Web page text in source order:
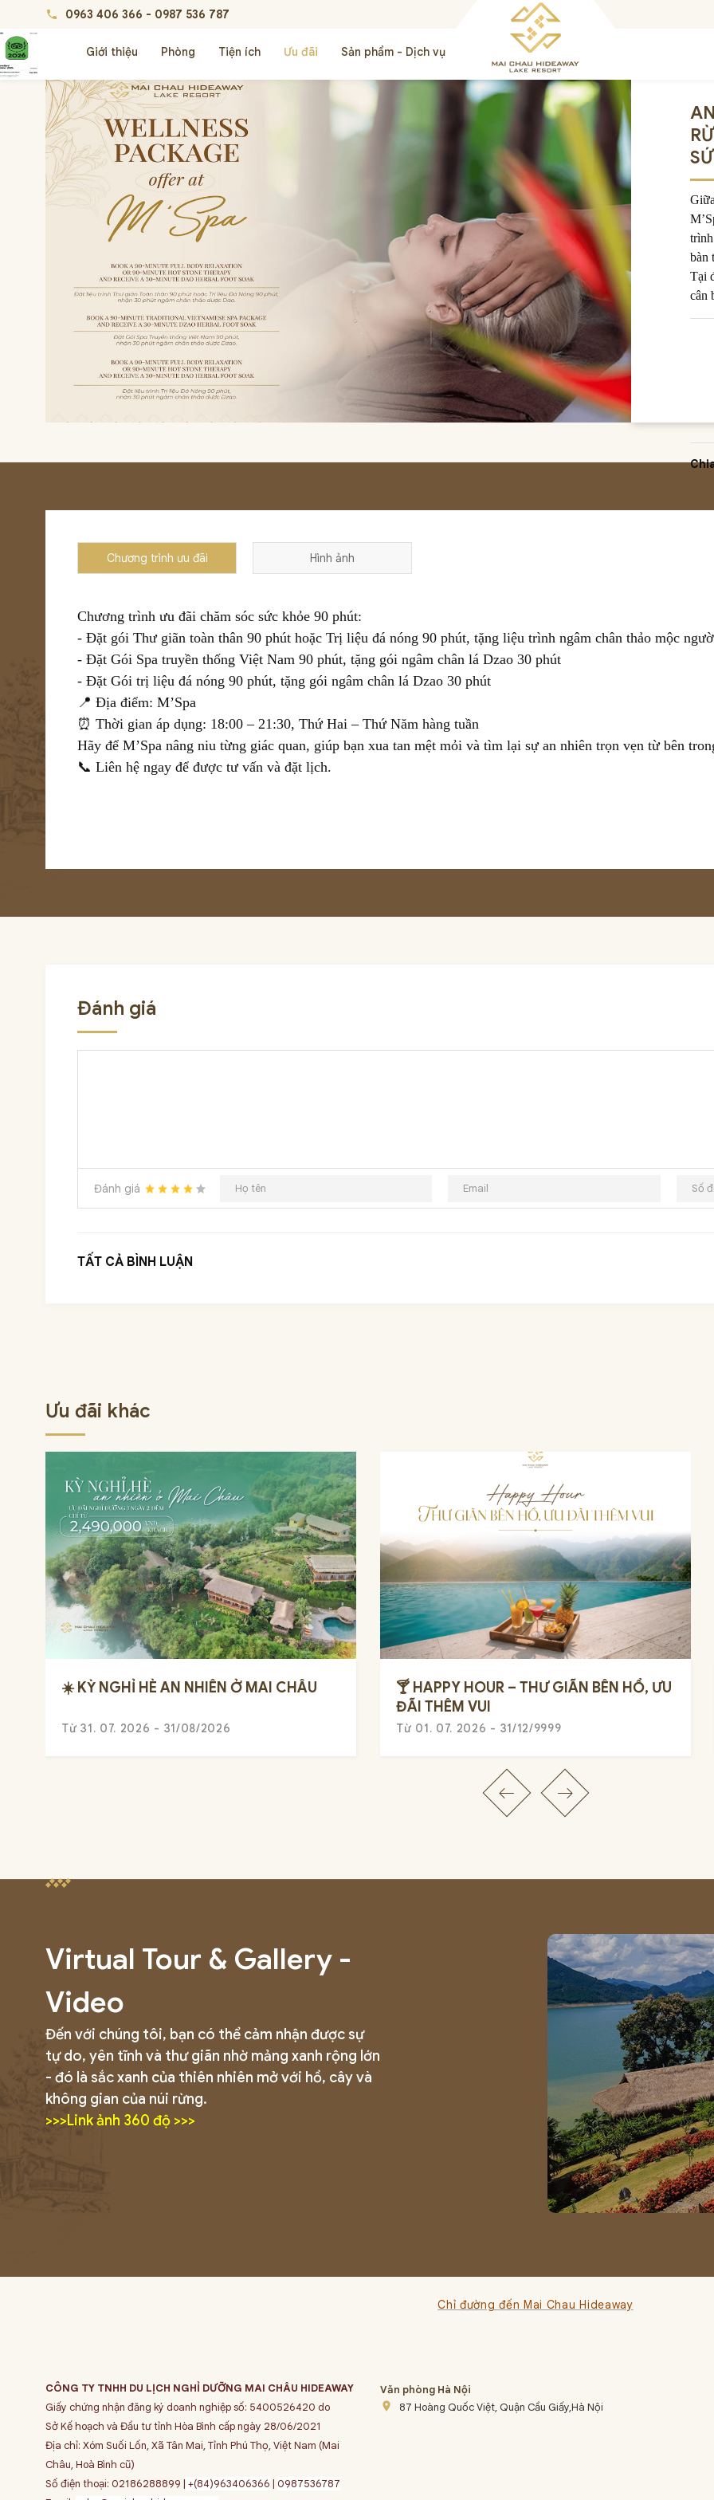
phone 0963 406 366 - 0987 536 787
Giới thiệu Phòng Tiện ích Ưu đãi Sản phẩm - Dịch vụ
bàn
Tại
cân
Chương trình ưu đãi Hình ảnh
Chương trình ưu đãi chăm sóc sức khỏe 90 phút:
- Đặt gói Thư giãn toàn thân 90 phút hoặc Trị liệu đá nóng 90 phút, tặng liệu trình ngâm chân thảo mộc
- Đặt Gói Spa truyền thống Việt Nam 90 phút, tặng gói ngâm chân lá Dzao 30 phút
- Đặt Gói trị liệu đá nóng 90 phút, tặng gói ngâm chân lá Dzao 30 phút
📍 Địa điểm: M’Spa
⏰ Thời gian áp dụng: 18:00 – 21:30, Thứ Hai – Thứ Năm hàng tuần
Hãy để M’Spa nâng niu từng giác quan, giúp bạn xua tan mệt mỏi và tìm lại sự an nhiên trọn vẹn từ bên
📞 Liên hệ ngay để được tư vấn và đặt lịch.
Đánh giá
Đánh giá
TẤT CẢ BÌNH LUẬN
Ưu đãi khác
☀️ KỲ NGHỈ HÈ AN NHIÊN Ở MAI CHÂU
Từ 31. 07. 2026 - 31/08/2026
🍸 HAPPY HOUR – THƯ GIÃN BÊN HỒ, ƯU
ĐÃI THÊM VUI
Từ 01. 07. 2026 - 31/12/9999
Virtual Tour & Gallery -
Video
Đến với chúng tôi, bạn có thể cảm nhận được sự
tự do, yên tĩnh và thư giãn nhờ mảng xanh rộng lớn
- đó là sắc xanh của thiên nhiên mở với hồ, cây và
không gian của núi rừng.
>>>Link ảnh 360 độ >>>
Chỉ đường đến Mai Chau Hideaway
CÔNG TY TNHH DU LỊCH NGHỈ DƯỠNG MAI CHÂU HIDEAWAY
Giấy chứng nhận đăng ký doanh nghiệp số: 5400526420 do
Sở Kế hoạch và Đầu tư tỉnh Hòa Bình cấp ngày 28/06/2021
Địa chỉ: Xóm Suối Lốn, Xã Tân Mai, Tỉnh Phú Thọ, Việt Nam (Mai
Châu, Hoà Bình cũ)
Số điện thoại: 02186288899 | +(84)963406366 | 0987536787
Văn phòng Hà Nội
place 87 Hoàng Quốc Việt, Quận Cầu Giấy,Hà Nội